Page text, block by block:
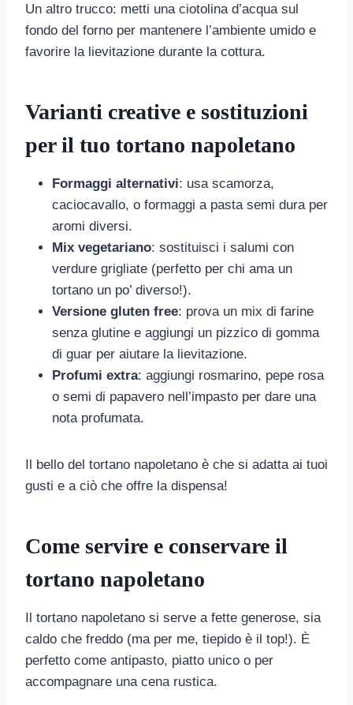
Un altro trucco: metti una ciotolina d’acqua sul
fondo del forno per mantenere l’ambiente umido e
favorire la lievitazione durante la cottura.
Varianti creative e sostituzioni
per il tuo tortano napoletano
Formaggi alternativi: usa scamorza,
caciocavallo, o formaggi a pasta semi dura per
aromi diversi.
Mix vegetariano: sostituisci i salumi con
verdure grigliate (perfetto per chi ama un
tortano un po’ diverso!).
Versione gluten free: prova un mix di farine
senza glutine e aggiungi un pizzico di gomma
di guar per aiutare la lievitazione.
Profumi extra: aggiungi rosmarino, pepe rosa
o semi di papavero nell’impasto per dare una
nota profumata.
Il bello del tortano napoletano è che si adatta ai tuoi
gusti e a ciò che offre la dispensa!
Come servire e conservare il
tortano napoletano
Il tortano napoletano si serve a fette generose, sia
caldo che freddo (ma per me, tiepido è il top!). È
perfetto come antipasto, piatto unico o per
accompagnare una cena rustica.